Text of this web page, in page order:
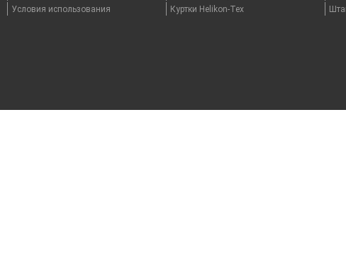
Условия использования
Куртки Helikon-Tex